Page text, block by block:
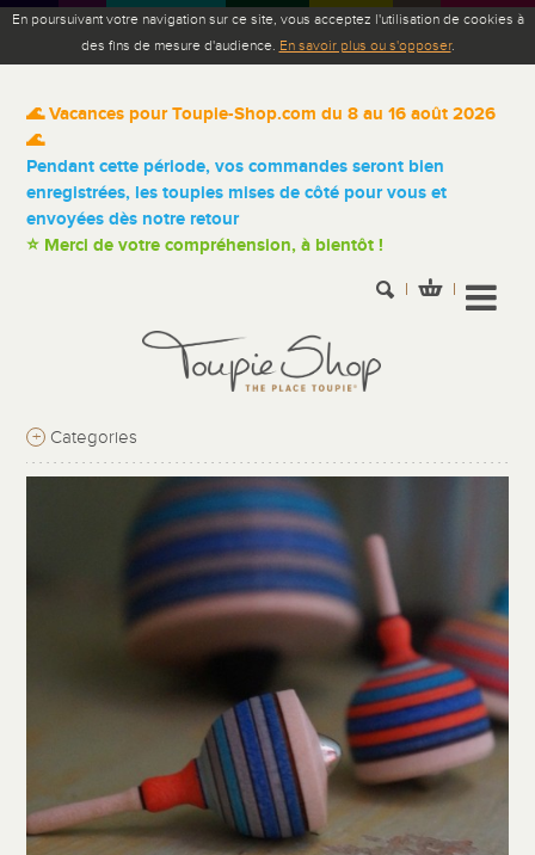
En poursuivant votre navigation sur ce site, vous acceptez l'utilisation de cookies à
des fins de mesure d'audience. En savoir plus ou s'opposer.
🌊 Vacances pour Toupie-Shop.com du 8 au 16 août 2026
🌊
Pendant cette période, vos commandes seront bien
enregistrées, les toupies mises de côté pour vous et
envoyées dès notre retour
⭐ Merci de votre compréhension, à bientôt !
+ Categories